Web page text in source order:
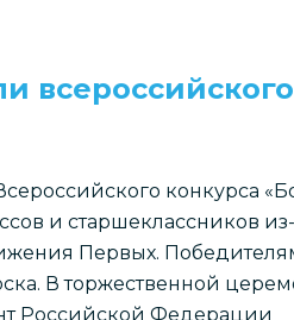
всероссийского
конкурса
и старшеклассников
Первых.
В торжественной
Российской Федерации